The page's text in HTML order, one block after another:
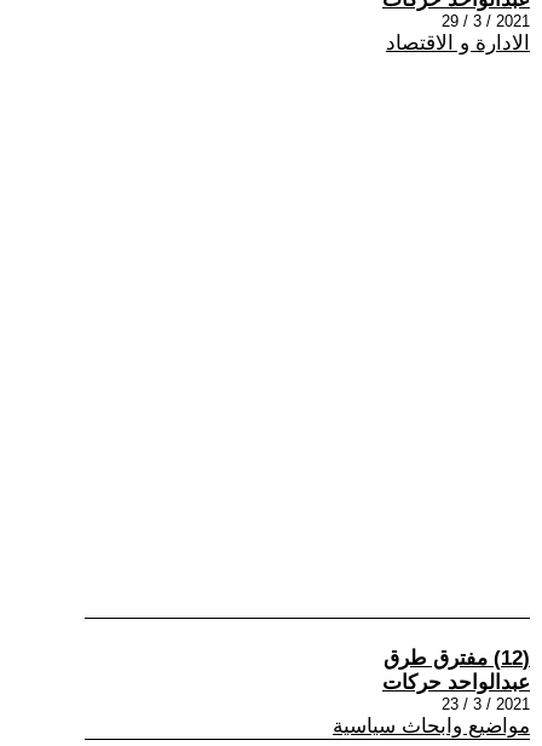
2021 / 3 / 29
الادارة و الاقتصاد
(12) مفترق طرق
عبدالواحد حركات
2021 / 3 / 23
مواضيع وابحاث سياسية